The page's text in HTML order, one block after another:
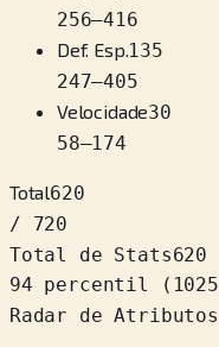
256–416
Def. Esp.135
247–405
Velocidade30
58–174
Total620
/ 720
Total de Stats620
94 percentil
( 1025
Radar de Atributos